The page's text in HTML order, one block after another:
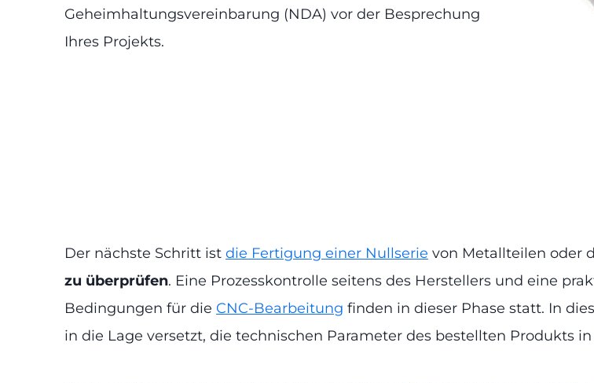
Geheimhaltungsvereinbarung (NDA) vor der Besprechung
Ihres Projekts.
Der nächste Schritt ist die Fertigung einer Nullserie von Metallteilen oder
zu überprüfen. Eine Prozesskontrolle seitens des Herstellers und eine
Bedingungen für die CNC-Bearbeitung finden in dieser Phase statt. In
in die Lage versetzt, die technischen Parameter des bestellten Produkts